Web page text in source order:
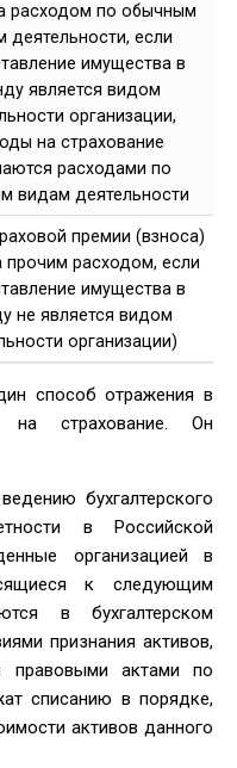
расходом по обычным
деятельности, если
имущества в
является видом
организации,
на страхование
расходами по
видам деятельности
премии (взноса)
прочим расходом, если
имущества в
не является видом
организации)
способ отражения в
на страхование. Он
бухгалтерского
в Российской
организацией в
к следующим
в бухгалтерском
признания активов,
правовыми актами по
списанию в порядке,
активов данного